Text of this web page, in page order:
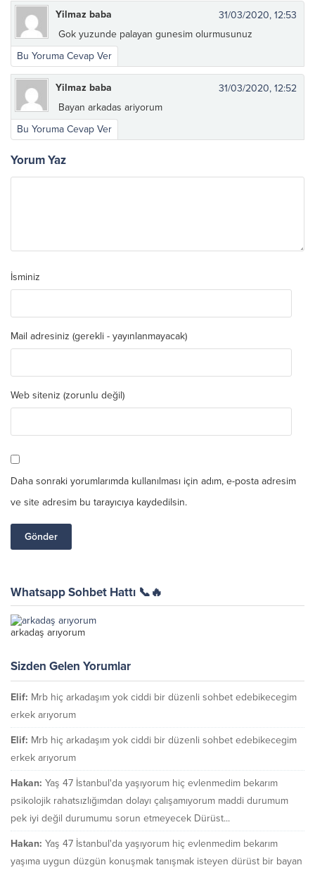
Yilmaz baba
31/03/2020, 12:53
Gok yuzunde palayan gunesim olurmusunuz
Bu Yoruma Cevap Ver
Yilmaz baba
31/03/2020, 12:52
Bayan arkadas ariyorum
Bu Yoruma Cevap Ver
Yorum Yaz
İsminiz
Mail adresiniz (gerekli - yayınlanmayacak)
Web siteniz (zorunlu değil)
Daha sonraki yorumlarımda kullanılması için adım, e-posta adresim
ve site adresim bu tarayıcıya kaydedilsin.
Whatsapp Sohbet Hattı 📞🔥
arkadaş arıyorum
Sizden Gelen Yorumlar
Elif: Mrb hiç arkadaşım yok ciddi bir düzenli sohbet edebikecegim
erkek arıyorum
Elif: Mrb hiç arkadaşım yok ciddi bir düzenli sohbet edebikecegim
erkek arıyorum
Hakan: Yaş 47 İstanbul'da yaşıyorum hiç evlenmedim bekarım
psikolojik rahatsızlığımdan dolayı çalışamıyorum maddi durumum
pek iyi değil durumumu sorun etmeyecek Dürüst...
Hakan: Yaş 47 İstanbul'da yaşıyorum hiç evlenmedim bekarım
yaşıma uygun düzgün konuşmak tanışmak isteyen dürüst bir bayan